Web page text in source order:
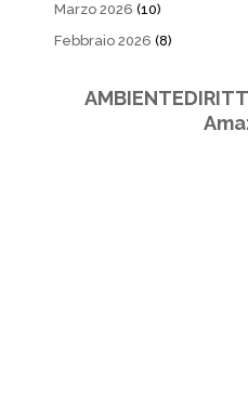
Marzo 2026 (10)
Febbraio 2026 (8)